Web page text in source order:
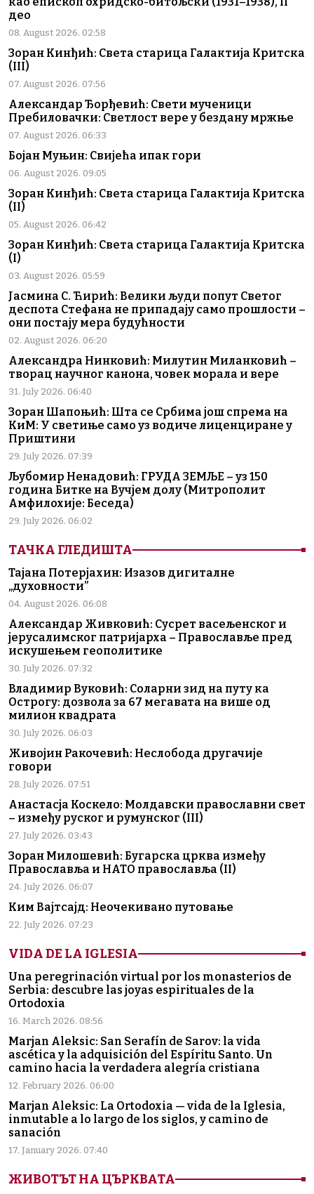
део
08. August 2026. 02:58
Зоран Кинђић: Света старица Галактија Критска
(III)
07. August 2026. 07:56
Александар Ђорђевић: Свети мученици
Пребиловачки: Светлост вере у бездану мржње
07. August 2026. 06:33
Бојан Муњин: Свијећа ипак гори
06. August 2026. 09:05
Зоран Кинђић: Света старица Галактија Критска
(II)
05. August 2026. 06:42
Зоран Кинђић: Света старица Галактија Критска
(I)
03. August 2026. 05:59
Јасмина С. Ћирић: Велики људи попут Светог
деспота Стефана не припадају само прошлости –
они постају мера будућности
02. August 2026. 06:20
Александра Нинковић: Милутин Миланковић –
творац научног канона, човек морала и вере
31. July 2026. 06:40
Зоран Шапоњић: Шта се Србима још спрема на
КиМ: У светиње само уз водиче лиценциране у
Приштини
29. July 2026. 07:39
Љубомир Ненадовић: ГРУДА ЗЕМЉЕ – уз 150
година Битке на Вучјем долу (Митрополит
Амфилохије: Беседа)
29. July 2026. 06:02
ТАЧКА ГЛЕДИШТА
Тајана Потерјахин: Изазов дигиталне
„духовности”
04. August 2026. 06:08
Александар Живковић: Сусрет васељенског и
јерусалимског патријарха – Православље пред
искушењем геополитике
30. July 2026. 07:32
Владимир Вуковић: Соларни зид на путу ка
Острогу: дозвола за 67 мегавата на више од
милион квадрата
30. July 2026. 06:03
Живојин Ракочевић: Неслобода другачије
говори
28. July 2026. 07:51
Анастасја Коскело: Молдавски православни свет
– између руског и румунског (III)
27. July 2026. 03:43
Зоран Милошевић: Бугарска црква између
Православља и НАТО православља (II)
24. July 2026. 06:07
Ким Вајтсајд: Неочекивано путовање
22. July 2026. 07:23
VIDA DE LA IGLESIA
Una peregrinación virtual por los monasterios de
Serbia: descubre las joyas espirituales de la
Ortodoxia
16. March 2026. 08:56
Marjan Aleksic: San Serafín de Sarov: la vida
ascética y la adquisición del Espíritu Santo. Un
camino hacia la verdadera alegría cristiana
12. February 2026. 06:00
Marjan Aleksic: La Ortodoxia — vida de la Iglesia,
inmutable a lo largo de los siglos, y camino de
sanación
17. January 2026. 07:40
ЖИВОТЪТ НА ЦЪРКВАТА